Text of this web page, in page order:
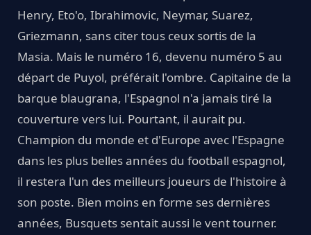
Henry, Eto'o, Ibrahimovic, Neymar, Suarez,
Griezmann, sans citer tous ceux sortis de la
Masia. Mais le numéro 16, devenu numéro 5 au
départ de Puyol, préférait l'ombre. Capitaine de la
barque blaugrana, l'Espagnol n'a jamais tiré la
couverture vers lui. Pourtant, il aurait pu.
Champion du monde et d'Europe avec l'Espagne
dans les plus belles années du football espagnol,
il restera l'un des meilleurs joueurs de l'histoire à
son poste. Bien moins en forme ses dernières
années, Busquets sentait aussi le vent tourner.